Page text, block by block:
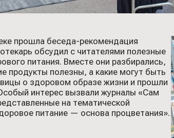
прошла беседа-рекомендация
обсудил с читателями полезные
питания. Вместе они разбирались,
продукты полезны, а какие могут быть
о здоровом образе жизни и прошли
интерес вызвали журналы «Сам
на тематической
питание — основа процветания».